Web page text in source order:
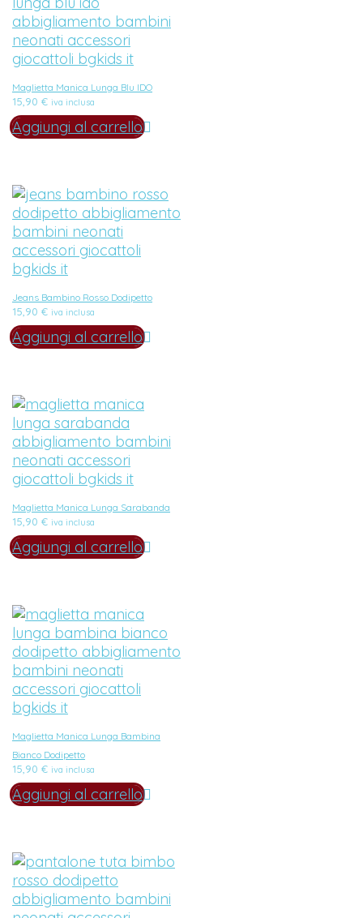
Maglietta Manica Lunga Blu IDO
15,90 € iva inclusa
Aggiungi al carrello
Jeans Bambino Rosso Dodipetto
15,90 € iva inclusa
Aggiungi al carrello
Maglietta Manica Lunga Sarabanda
15,90 € iva inclusa
Aggiungi al carrello
Maglietta Manica Lunga Bambina
Bianco Dodipetto
15,90 € iva inclusa
Aggiungi al carrello